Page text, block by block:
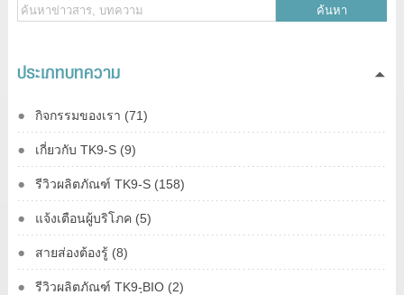
ค้นหา
ประเภทบทความ
กิจกรรมของเรา (71)
เกี่ยวกับ TK9-S (9)
รีวิวผลิตภัณฑ์ TK9-S (158)
แจ้งเตือนผู้บริโภค (5)
สายส่องต้องรู้ (8)
รีวิวผลิตภัณฑ์ TK9-ฺBIO (2)